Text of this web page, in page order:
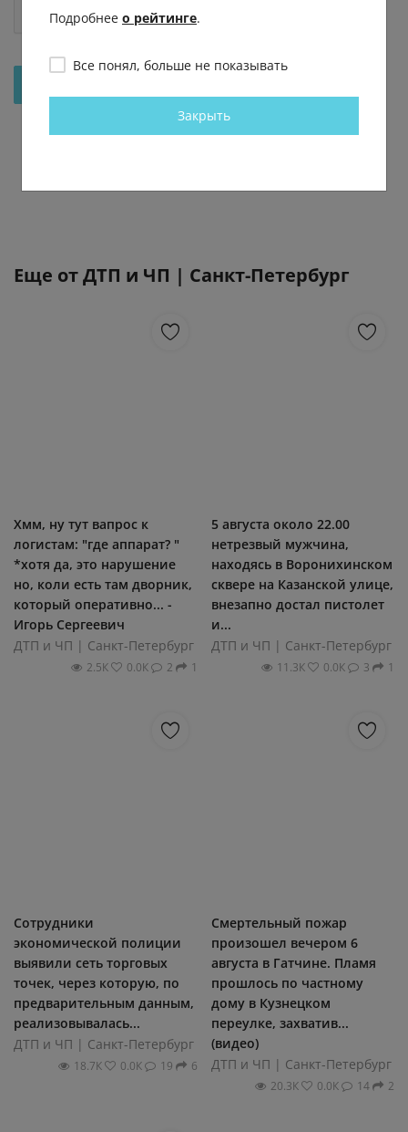
Еще отДТП и ЧП | Санкт-Петербург
Хмм, ну тут вапрос к
логистам: "где аппарат? "
*хотя да, это нарушение
но, коли есть там дворник,
который оперативно... -
Игорь Сергеевич
ДТП и ЧП | Санкт-Петербург
2.5К 0.0К 2 1
5 августа около 22.00
нетрезвый мужчина,
находясь в Воронихинском
сквере на Казанской улице,
внезапно достал пистолет
и...
ДТП и ЧП | Санкт-Петербург
11.3К 0.0К 3 1
Сотрудники
экономической полиции
выявили сеть торговых
точек, через которую, по
предварительным данным,
реализовывалась...
ДТП и ЧП | Санкт-Петербург
18.7К 0.0К 19 6
Смертельный пожар
произошел вечером 6
августа в Гатчине. Пламя
прошлось по частному
дому в Кузнецком
переулке, захватив...
(видео)
ДТП и ЧП | Санкт-Петербург
20.3К 0.0К 14 2
Подробнее о рейтинге.
Все понял, больше не показывать
Закрыть